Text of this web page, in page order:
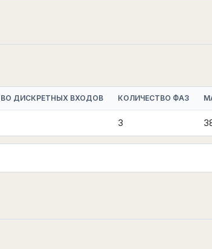
ДИСКРЕТНЫХ ВХОДОВ КОЛИЧЕСТВО ФАЗ
3